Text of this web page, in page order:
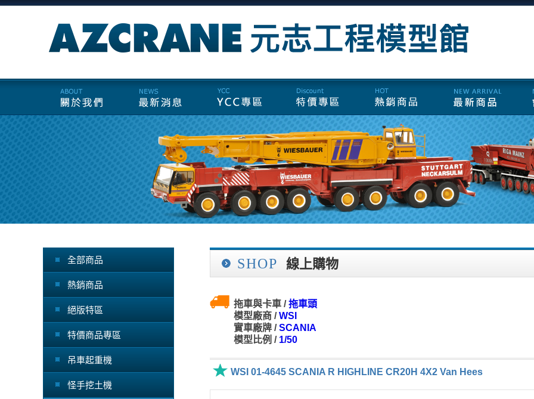
全部商品
熱銷商品
絕版特區
特價商品專區
吊車起重機
怪手挖土機
SHOP 線上購物
拖車與卡車 /拖車頭
模型廠商 /WSI
實車廠牌 /SCANIA
模型比例 / 1/50
WSI 01-4645 SCANIA R HIGHLINE CR20H 4X2 Van Hees